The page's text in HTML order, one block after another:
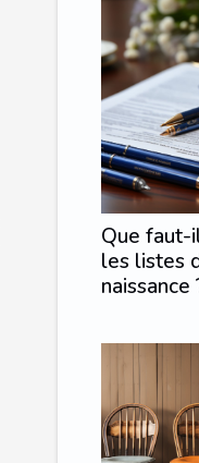
Que faut-
les listes
naissance